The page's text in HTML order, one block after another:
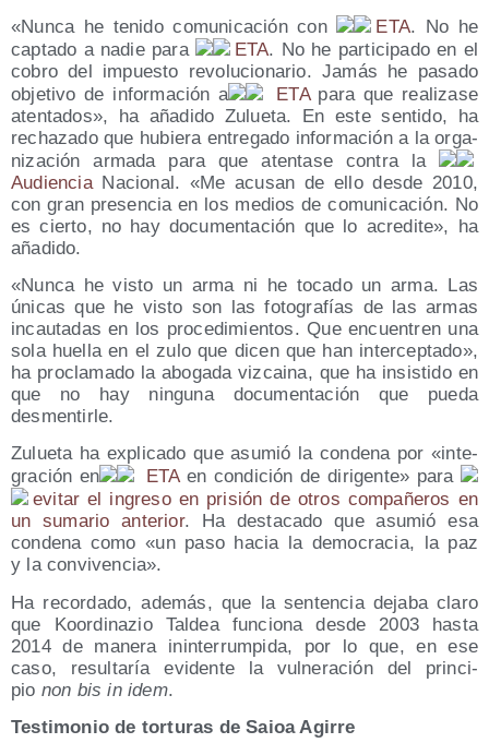
«Nun­ca he teni­do comu­ni­ca­ción con
ETA. No he
cap­ta­do a nadie para
ETA. No he par­ti­ci­pa­do en el
cobro del impues­to revo­lu­cio­na­rio. Jamás he pasa­do
obje­ti­vo de infor­ma­ción a
ETA para que rea­li­za­se
aten­ta­dos», ha aña­di­do Zulue­ta. En este sen­ti­do, ha
recha­za­do que hubie­ra entre­ga­do infor­ma­ción a la orga­
ni­za­ción arma­da para que aten­ta­se con­tra la
Audien­ciaNacio­nal. «Me acu­san de ello des­de 2010,
con gran pre­sen­cia en los medios de comu­ni­ca­ción. No
es cier­to, no hay docu­men­ta­ción que lo acre­di­te», ha
añadido.
«Nun­ca he vis­to un arma ni he toca­do un arma. Las
úni­cas que he vis­to son las foto­gra­fías de las armas
incau­ta­das en los pro­ce­di­mien­tos. Que encuen­tren una
sola hue­lla en el zulo que dicen que han inter­cep­ta­do»,
ha pro­cla­ma­do la abo­ga­da viz­cai­na, que ha insis­ti­do en
que no hay nin­gu­na docu­men­ta­ción que pue­da
desmentirle.
Zulue­ta ha expli­ca­do que asu­mió la con­de­na por «inte­
gra­ción en
ETAen con­di­ción de diri­gen­te» para
evi­tar el ingre­so en pri­sión de otros com­pa­ñe­ros en
un suma­rio ante­rior. Ha des­ta­ca­do que asu­mió esa
con­de­na como «un paso hacia la demo­cra­cia, la paz
y la convivencia».
Ha recor­da­do, ade­más, que la sen­ten­cia deja­ba cla­ro
que Koor­di­na­zio Tal­dea fun­cio­na des­de 2003 has­ta
2014 de mane­ra inin­te­rrum­pi­da, por lo que, en ese
caso, resul­ta­ría evi­den­te la vul­ne­ra­ción del prin­ci­
pio non bis in idem.
Tes­ti­mo­nio de tor­tu­ras de Saioa Agirre